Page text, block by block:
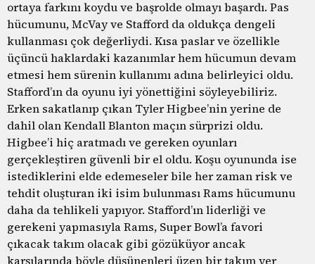
ortaya farkını koydu ve başrolde olmayı başardı. Pas
hücumunu, McVay ve Stafford da oldukça dengeli
kullanması çok değerliydi. Kısa paslar ve özellikle
üçüncü haklardaki kazanımlar hem hücumun devam
etmesi hem sürenin kullanımı adına belirleyici oldu.
Stafford’ın da oyunu iyi yönettiğini söyleyebiliriz.
Erken sakatlanıp çıkan Tyler Higbee’nin yerine de
dahil olan Kendall Blanton maçın sürprizi oldu.
Higbee’i hiç aratmadı ve gereken oyunları
gerçekleştiren güvenli bir el oldu. Koşu oyununda ise
istediklerini elde edemeseler bile her zaman risk ve
tehdit oluşturan iki isim bulunması Rams hücumunu
daha da tehlikeli yapıyor. Stafford’ın liderliği ve
gerekeni yapmasıyla Rams, Super Bowl’a favori
çıkacak takım olacak gibi gözüküyor ancak
karşılarında böyle düşünenleri üzen bir takım yer